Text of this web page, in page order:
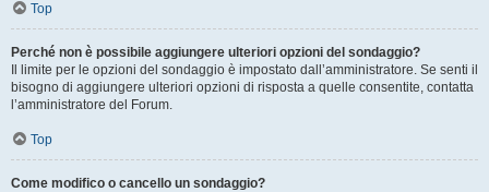
Top
Perché non è possibile aggiungere ulteriori opzioni del sondaggio?
Il limite per le opzioni del sondaggio è impostato dall’amministratore. Se senti il
bisogno di aggiungere ulteriori opzioni di risposta a quelle consentite, contatta
l’amministratore del Forum.
Top
Come modifico o cancello un sondaggio?